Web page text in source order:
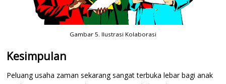
Gambar 5. Ilustrasi Kolaborasi
Kesimpulan
Peluang usaha zaman sekarang sangat terbuka lebar bagi anak